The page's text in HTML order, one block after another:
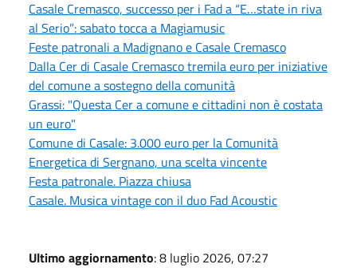
Casale Cremasco, successo per i Fad a “E…state in riva
al Serio”: sabato tocca a Magiamusic
Feste patronali a Madignano e Casale Cremasco
Dalla Cer di Casale Cremasco tremila euro per iniziative
del comune a sostegno della comunità
Grassi: "Questa Cer a comune e cittadini non è costata
un euro"
Comune di Casale: 3.000 euro per la Comunità
Energetica di Sergnano, una scelta vincente
Festa patronale. Piazza chiusa
Casale. Musica vintage con il duo Fad Acoustic
Ultimo aggiornamento: 8 luglio 2026, 07:27